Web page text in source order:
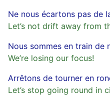
Ne nous écartons pas de
Let’s not drift away from
Nous sommes en train de
We’re losing our focus!
Arrêtons de tourner en
Let’s stop going round in